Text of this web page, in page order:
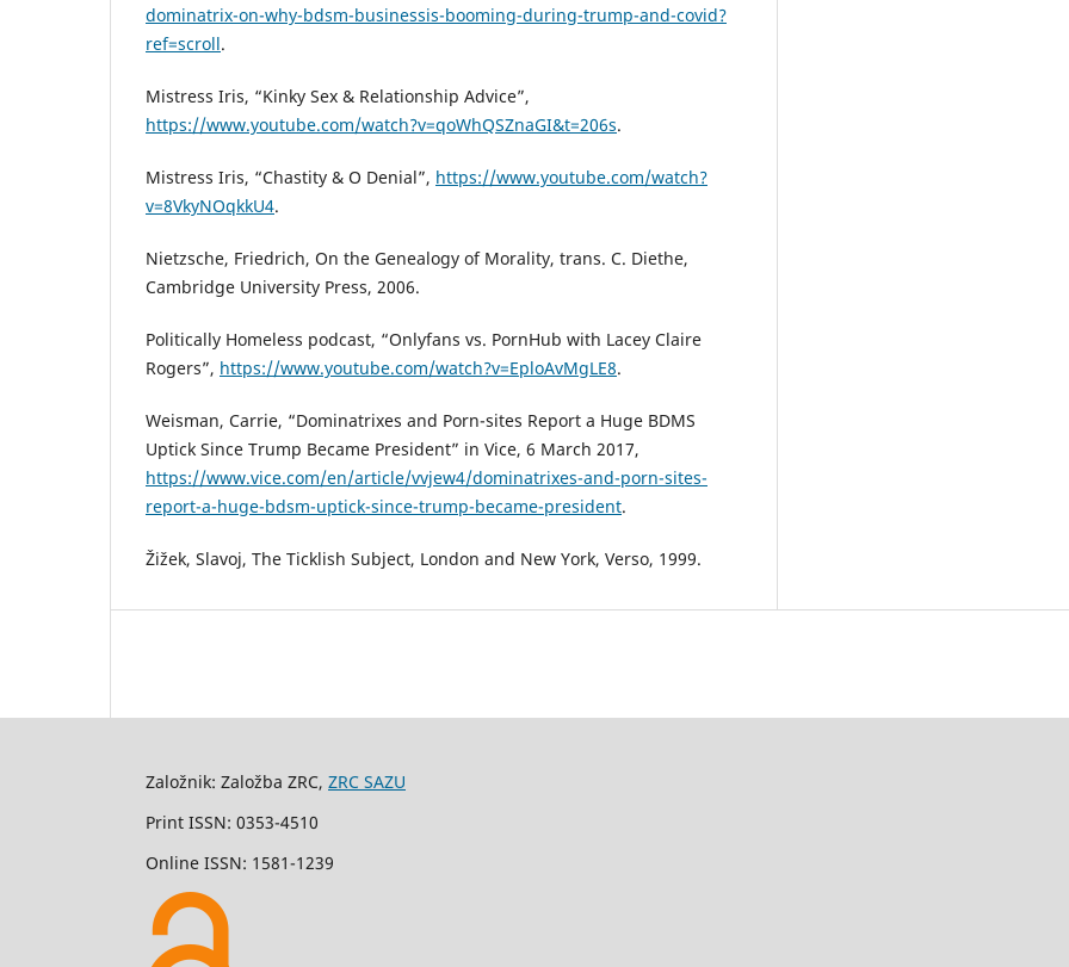
dominatrix-on-why-bdsm-businessis-booming-during-trump-and-covid?
ref=scroll.
Mistress Iris, “Kinky Sex & Relationship Advice”,
https://www.youtube.com/watch?v=qoWhQSZnaGI&t=206s.
Mistress Iris, “Chastity & O Denial”, https://www.youtube.com/watch?
v=8VkyNOqkkU4.
Nietzsche, Friedrich, On the Genealogy of Morality, trans. C. Diethe,
Cambridge University Press, 2006.
Politically Homeless podcast, “Onlyfans vs. PornHub with Lacey Claire
Rogers”, https://www.youtube.com/watch?v=EploAvMgLE8.
Weisman, Carrie, “Dominatrixes and Porn-sites Report a Huge BDMS
Uptick Since Trump Became President” in Vice, 6 March 2017,
https://www.vice.com/en/article/vvjew4/dominatrixes-and-porn-sites-
report-a-huge-bdsm-uptick-since-trump-became-president.
Žižek, Slavoj, The Ticklish Subject, London and New York, Verso, 1999.
Založnik: Založba ZRC, ZRC SAZU
Print ISSN: 0353-4510
Online ISSN: 1581-1239